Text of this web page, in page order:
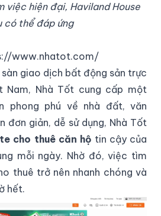
việc hiện đại, Haviland House
có thể đáp ứng
www.nhatot.com/
giao dịch bất động sản trực
Nam, Nhà Tốt cung cấp một
phong phú về nhà đất, văn
đơn giản, dễ sử dụng, Nhà Tốt
cho thuê căn hộ tin cậy của
mỗi ngày. Nhờ đó, việc tìm
thuê trở nên nhanh chóng và
hết.